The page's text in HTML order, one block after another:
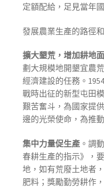
定額配給，足見當年
發展農業生產的路徑
擴大墾荒，增加耕地
劃大規模地開墾宜農
經濟建設的任務。
戰時出征的新型屯田
艱苦奮斗，為國家提
邊的光榮使命，為推
集中力量促生產 。調
春耕生產的指示》，
地，如有荒廢土地者
肥料；獎勵勤勞耕作